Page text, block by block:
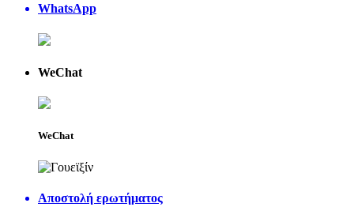
WhatsApp
WeChat
WeChat
Αποστολή ερωτήματος